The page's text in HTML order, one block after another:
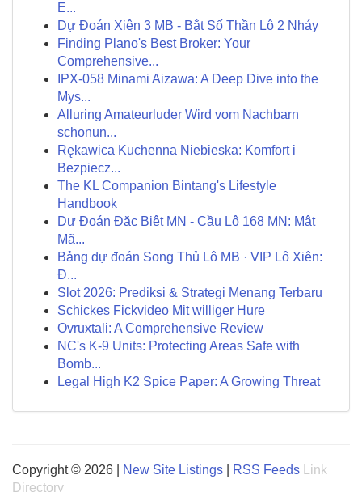
E...
Dự Đoán Xiên 3 MB - Bắt Số Thần Lô 2 Nháy
Finding Plano's Best Broker: Your
Comprehensive...
IPX-058 Minami Aizawa: A Deep Dive into the
Mys...
Alluring Amateurluder Wird vom Nachbarn
schonun...
Rękawica Kuchenna Niebieska: Komfort i
Bezpiecz...
The KL Companion Bintang's Lifestyle
Handbook
Dự Đoán Đặc Biệt MN - Cầu Lô 168 MN: Mật
Mã...
Bảng dự đoán Song Thủ Lô MB · VIP Lô Xiên:
Đ...
Slot 2026: Prediksi & Strategi Menang Terbaru
Schickes Fickvideo Mit williger Hure
Ovruxtali: A Comprehensive Review
NC's K-9 Units: Protecting Areas Safe with
Bomb...
Legal High K2 Spice Paper: A Growing Threat
Copyright © 2026 | New Site Listings RSS Feeds
Link
Directory